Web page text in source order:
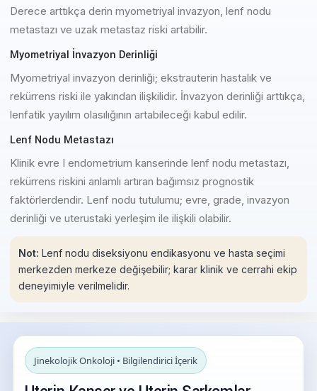
Derece arttıkça derin myometriyal invazyon, lenf nodu
metastazı ve uzak metastaz riski artabilir.
Myometriyal İnvazyon Derinliği
Myometriyal invazyon derinliği; ekstrauterin hastalık ve
rekürrens riski ile yakından ilişkilidir. İnvazyon derinliği arttıkça,
lenfatik yayılım olasılığının artabileceği kabul edilir.
Lenf Nodu Metastazı
Klinik evre I endometrium kanserinde lenf nodu metastazı,
rekürrens riskini anlamlı artıran bağımsız prognostik
faktörlerdendir. Lenf nodu tutulumu; evre, grade, invazyon
derinliği ve uterustaki yerleşim ile ilişkili olabilir.
Not: Lenf nodu diseksiyonu endikasyonu ve hasta seçimi
merkezden merkeze değişebilir; karar klinik ve cerrahi ekip
deneyimiyle verilmelidir.
Jinekolojik Onkoloji • Bilgilendirici İçerik